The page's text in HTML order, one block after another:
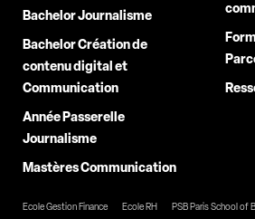
Bachelor Journalisme
Bachelor Création de
contenu digital et
Communication
Année Passerelle
Journalisme
Mastères Communication
Ecole Gestion Finance Ecole RH PSB Paris School of